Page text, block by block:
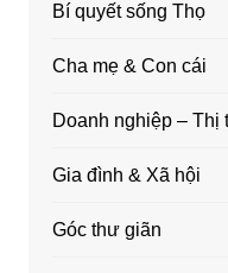
Bí quyết sống Thọ
Cha mẹ & Con cái
Doanh nghiệp – Thị
Gia đình & Xã hội
Góc thư giãn